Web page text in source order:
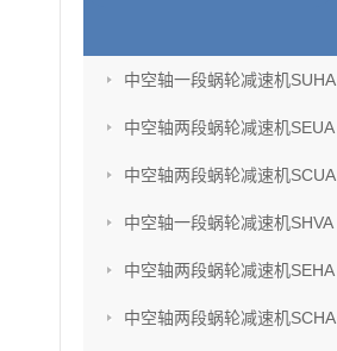
中空轴一段蜗轮减速机SUHA
中空轴两段蜗轮减速机SEUA
中空轴两段蜗轮减速机SCUA
中空轴一段蜗轮减速机SHVA
中空轴两段蜗轮减速机SEHA
中空轴两段蜗轮减速机SCHA